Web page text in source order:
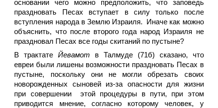
основании чего можно предположить, что заповедь
праздновать Песах вступает в силу только после
вступления народа в Землю Израиля. Иначе как можно
объяснить, что после второго года народ Израиля не
праздновал Песах все годы скитаний по пустыне?
В трактатеЙевамот в Талмуде (71б) сказано, что
евреи были лишены возможности праздновать Песах в
пустыне, поскольку они не могли обрезать своих
новорожденных сыновей из-за опасности для жизни
при совершении этой процедуры в пути, при этом
приводится мнение, согласно которому человек, у